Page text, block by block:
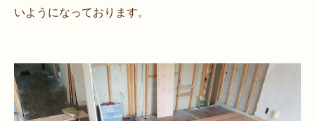
いようになっております。